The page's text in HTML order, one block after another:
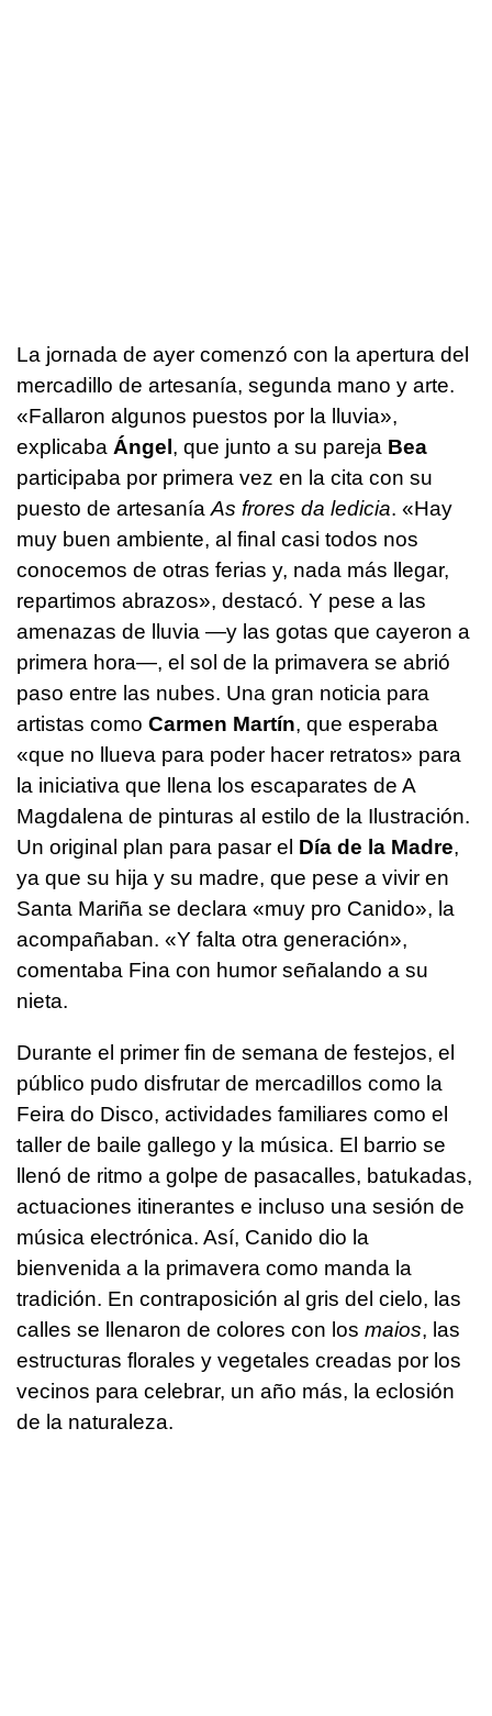
La jornada de ayer comenzó con la apertura del
mercadillo de artesanía, segunda mano y arte.
«Fallaron algunos puestos por la lluvia»,
explicaba Ángel, que junto a su pareja Bea
participaba por primera vez en la cita con su
puesto de artesanía As frores da ledicia. «Hay
muy buen ambiente, al final casi todos nos
conocemos de otras ferias y, nada más llegar,
repartimos abrazos», destacó. Y pese a las
amenazas de lluvia —y las gotas que cayeron a
primera hora—, el sol de la primavera se abrió
paso entre las nubes. Una gran noticia para
artistas como Carmen Martín, que esperaba
«que no llueva para poder hacer retratos» para
la iniciativa que llena los escaparates de A
Magdalena de pinturas al estilo de la Ilustración.
Un original plan para pasar el Día de la Madre,
ya que su hija y su madre, que pese a vivir en
Santa Mariña se declara «muy pro Canido», la
acompañaban. «Y falta otra generación»,
comentaba Fina con humor señalando a su
nieta.
Durante el primer fin de semana de festejos, el
público pudo disfrutar de mercadillos como la
Feira do Disco, actividades familiares como el
taller de baile gallego y la música. El barrio se
llenó de ritmo a golpe de pasacalles, batukadas,
actuaciones itinerantes e incluso una sesión de
música electrónica. Así, Canido dio la
bienvenida a la primavera como manda la
tradición. En contraposición al gris del cielo, las
calles se llenaron de colores con los maios, las
estructuras florales y vegetales creadas por los
vecinos para celebrar, un año más, la eclosión
de la naturaleza.